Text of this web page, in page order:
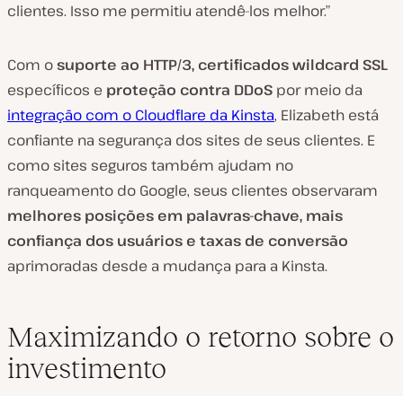
clientes. Isso me permitiu atendê-los melhor.”
Com osuporte ao HTTP/3, certificados wildcard SSL
específicos e proteção contra DDoS por meio da
integração com o Cloudflare da Kinsta, Elizabeth está
confiante na segurança dos sites de seus clientes. E
como sites seguros também ajudam no
ranqueamento do Google, seus clientes observaram
melhores posições em palavras-chave, mais
confiança dos usuários e taxas de conversão
aprimoradas desde a mudança para a Kinsta.
Maximizando o retorno sobre o
investimento